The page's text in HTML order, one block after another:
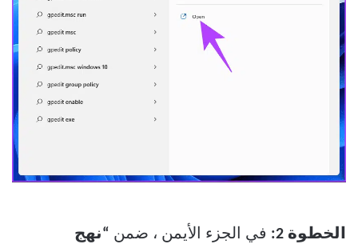
الخطوة 2: في الجزء الأيمن ، ضمن “نهج